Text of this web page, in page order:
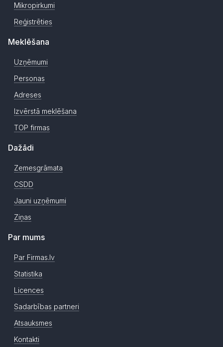
Mikropirkumi
Reģistrēties
Meklēšana
Uzņēmumi
Personas
Adreses
Izvērstā meklēšana
TOP firmas
Dažādi
Zemesgrāmata
CSDD
Jauni uzņēmumi
Ziņas
Par mums
Par Firmas.lv
Statistika
Licences
Sadarbības partneri
Atsauksmes
Kontakti